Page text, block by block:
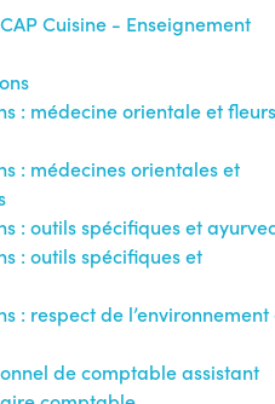
Cuisine - Enseignement
: médecine orientale et fleurs
: médecines orientales et
: outils spécifiques et
: outils spécifiques et
: respect de l’environnement
de comptable assistant